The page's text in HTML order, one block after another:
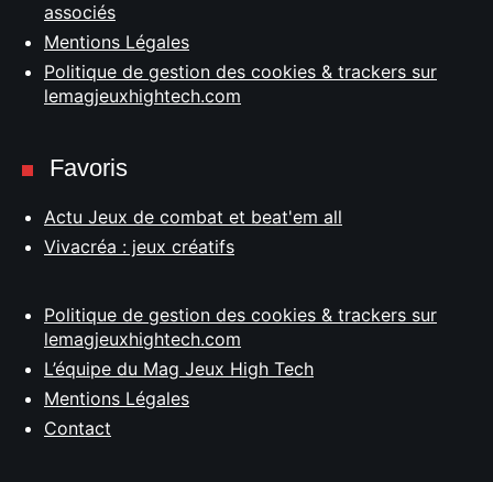
associés
Mentions Légales
Politique de gestion des cookies & trackers sur
lemagjeuxhightech.com
Favoris
Actu Jeux de combat et beat'em all
Vivacréa : jeux créatifs
Politique de gestion des cookies & trackers sur
lemagjeuxhightech.com
L’équipe du Mag Jeux High Tech
Mentions Légales
Contact